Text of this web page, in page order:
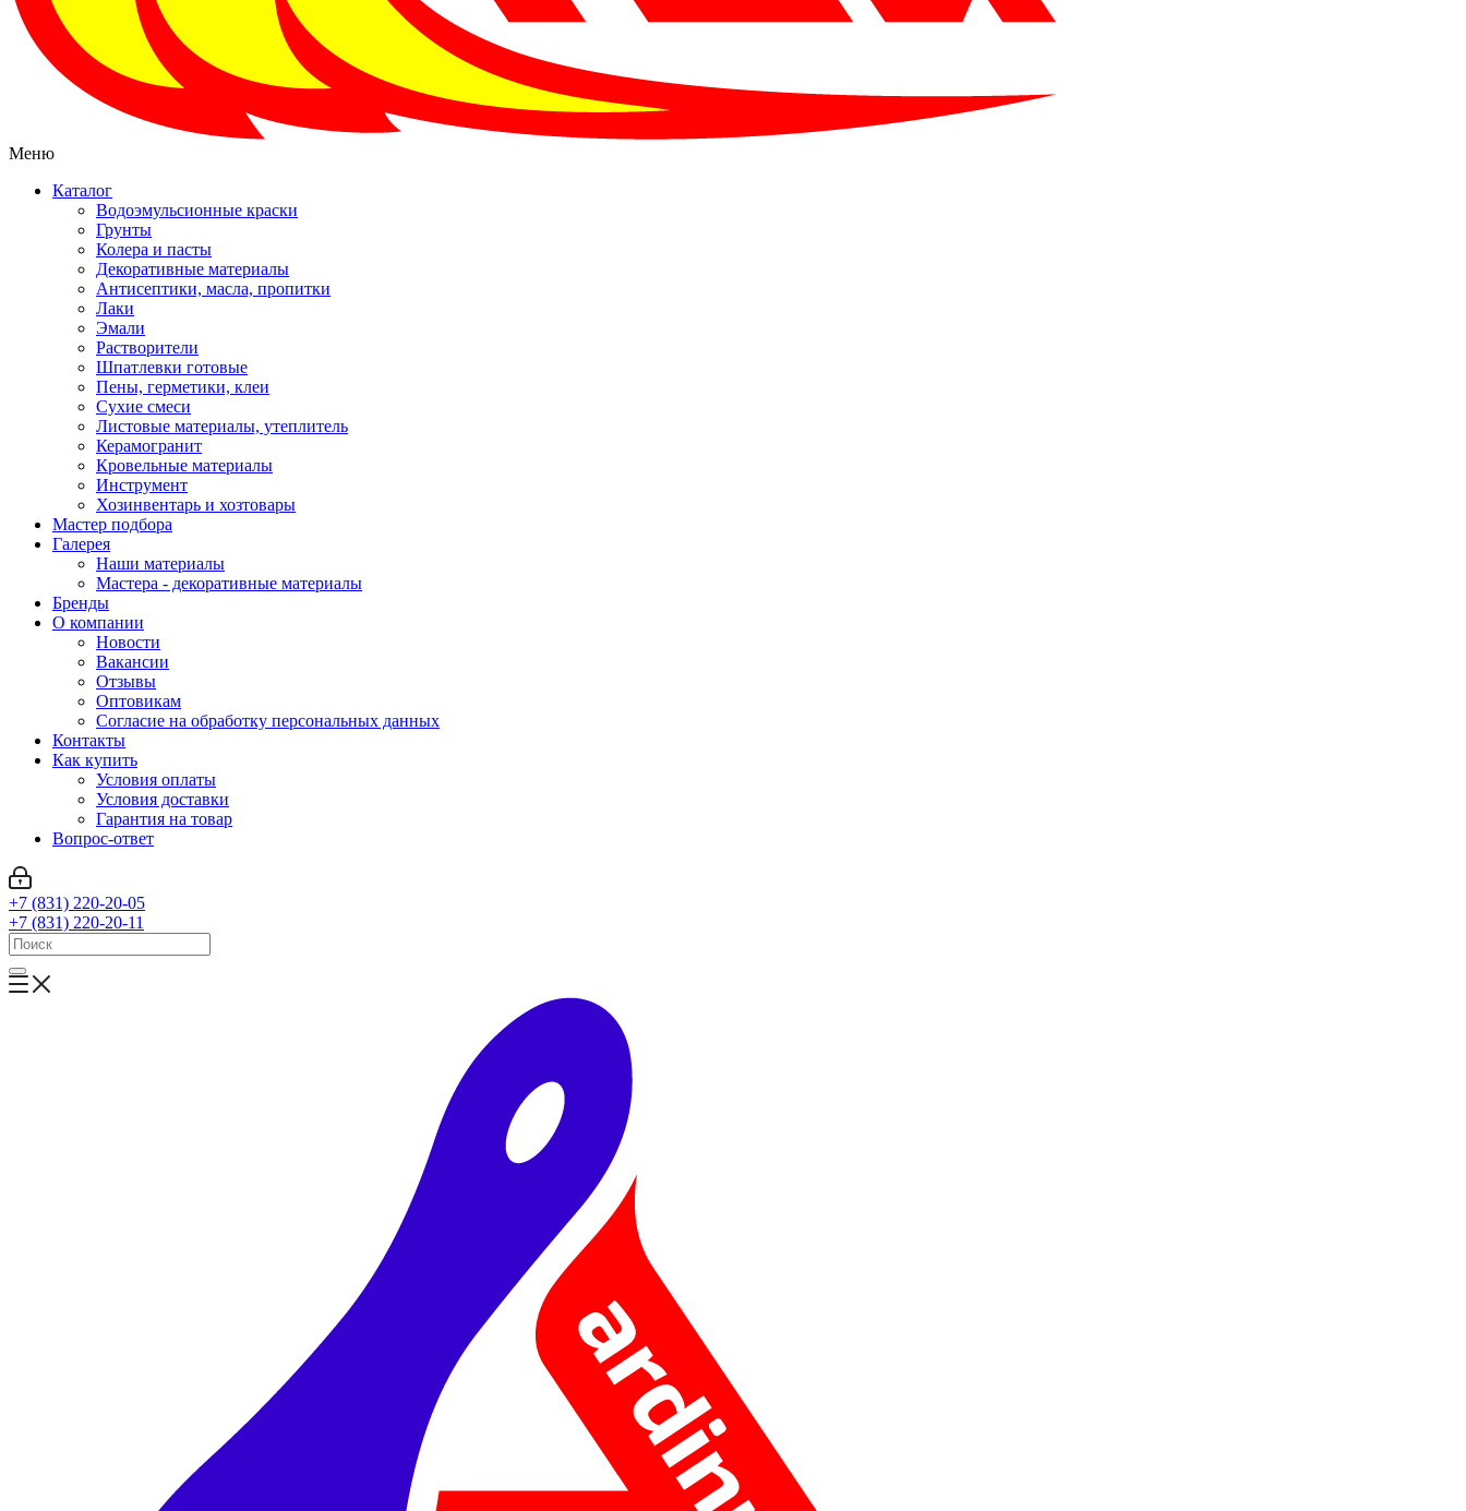
Меню
Каталог
Водоэмульсионные краски
Грунты
Колера и пасты
Декоративные материалы
Антисептики, масла, пропитки
Лаки
Эмали
Растворители
Шпатлевки готовые
Пены, герметики, клеи
Сухие смеси
Листовые материалы, утеплитель
Керамогранит
Кровельные материалы
Инструмент
Хозинвентарь и хозтовары
Мастер подбора
Галерея
Наши материалы
Мастера - декоративные материалы
Бренды
О компании
Новости
Вакансии
Отзывы
Оптовикам
Cогласие на обработку персональных данных
Контакты
Как купить
Условия оплаты
Условия доставки
Гарантия на товар
Вопрос-ответ
+7 (831) 220-20-05
+7 (831) 220-20-11